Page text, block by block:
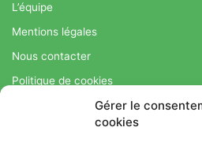
Gérer le
cookies
L’équipe
Mentions légales
Nous contacter
Politique de cookies
Régime Savoir Maigrir.fr : La
une perte de poids durable